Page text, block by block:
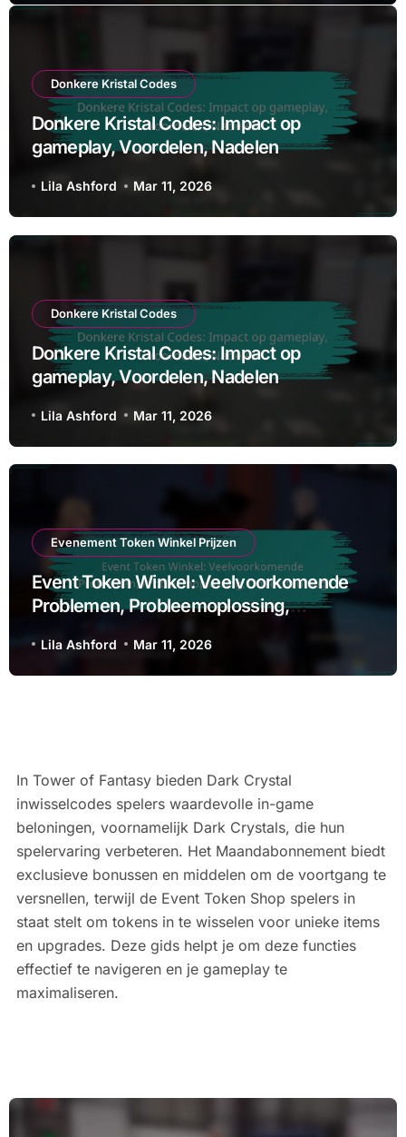
Donkere Kristal Codes
Donkere Kristal Codes: Impact op
gameplay, Voordelen, Nadelen
Lila Ashford Mar 11, 2026
Donkere Kristal Codes
Donkere Kristal Codes: Impact op
gameplay, Voordelen, Nadelen
Lila Ashford Mar 11, 2026
Evenement Token Winkel Prijzen
Event Token Winkel: Veelvoorkomende
Problemen, Probleemoplossing,
Lila Ashford Mar 11, 2026
In Tower of Fantasy bieden Dark Crystal
inwisselcodes spelers waardevolle in-game
beloningen, voornamelijk Dark Crystals, die hun
spelervaring verbeteren. Het Maandabonnement biedt
exclusieve bonussen en middelen om de voortgang te
versnellen, terwijl de Event Token Shop spelers in
staat stelt om tokens in te wisselen voor unieke items
en upgrades. Deze gids helpt je om deze functies
effectief te navigeren en je gameplay te
maximaliseren.